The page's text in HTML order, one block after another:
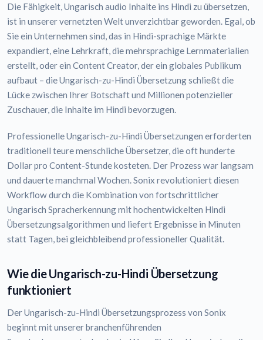
Die Fähigkeit, Ungarisch audio Inhalte ins Hindi zu übersetzen,
ist in unserer vernetzten Welt unverzichtbar geworden. Egal, ob
Sie ein Unternehmen sind, das in Hindi-sprachige Märkte
expandiert, eine Lehrkraft, die mehrsprachige Lernmaterialien
erstellt, oder ein Content Creator, der ein globales Publikum
aufbaut – die Ungarisch-zu-Hindi Übersetzung schließt die
Lücke zwischen Ihrer Botschaft und Millionen potenzieller
Zuschauer, die Inhalte im Hindi bevorzugen.
Professionelle Ungarisch-zu-Hindi Übersetzungen erforderten
traditionell teure menschliche Übersetzer, die oft hunderte
Dollar pro Content-Stunde kosteten. Der Prozess war langsam
und dauerte manchmal Wochen. Sonix revolutioniert diesen
Workflow durch die Kombination von fortschrittlicher
Ungarisch Spracherkennung mit hochentwickelten Hindi
Übersetzungsalgorithmen und liefert Ergebnisse in Minuten
statt Tagen, bei gleichbleibend professioneller Qualität.
Wie die Ungarisch-zu-Hindi Übersetzung
funktioniert
Der Ungarisch-zu-Hindi Übersetzungsprozess von Sonix
beginnt mit unserer branchenführenden